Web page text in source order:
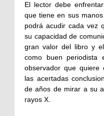
El lector debe
que tiene en sus
podrá acudir cada vez
su capacidad de
gran valor del libro y
como buen periodista
observador que quiere
las acertadas
de años de mirar a su
rayos X.